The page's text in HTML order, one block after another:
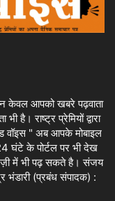
केवल आपको खबरे पढ़वाता
है। राष्ट्र प्रेमियों द्वारा
वॉइस " अब आपके मोबाइल
घंटे के पोर्टल पर भी देख
में भी पढ़ सकते है। संजय
भंडारी (प्रबंध संपादक) :